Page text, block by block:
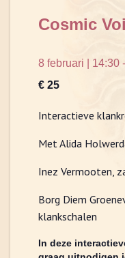
Cosmic
8 februari | 14:30 -
€ 25
Interactieve
Met Alida
Inez Vermooten,
Borg Diem
klankschalen
In deze